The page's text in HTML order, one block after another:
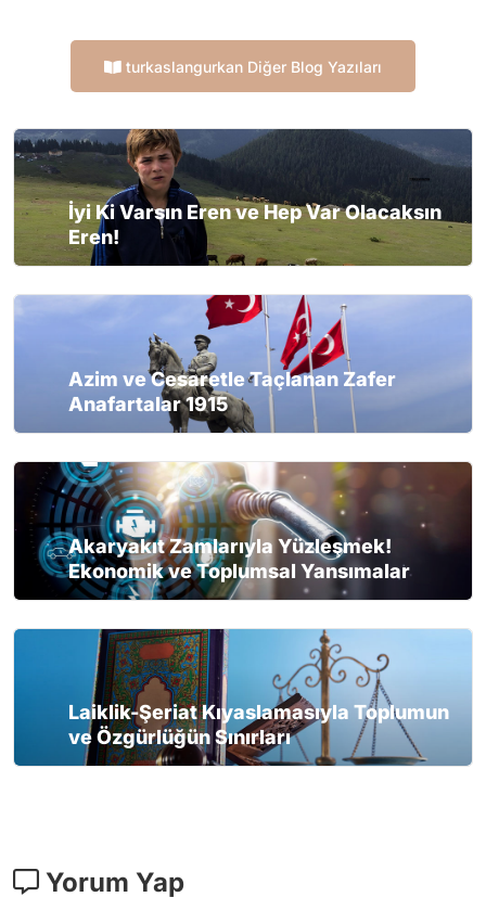
turkaslangurkan Diğer Blog Yazıları
İyi Ki Varsın Eren ve Hep Var Olacaksın
Eren!
Azim ve Cesaretle Taçlanan Zafer
Anafartalar 1915
Akaryakıt Zamlarıyla Yüzleşmek!
Ekonomik ve Toplumsal Yansımalar
Laiklik-Şeriat Kıyaslamasıyla Toplumun
ve Özgürlüğün Sınırları
Yorum Yap